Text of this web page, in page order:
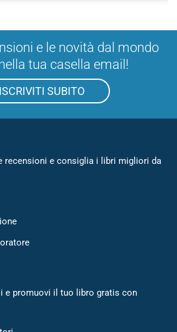
e le novità dal mondo
tua casella email!
ISCRIVITI SUBITO
recensioni e consiglia i libri migliori da
e promuovi il tuo libro gratis con